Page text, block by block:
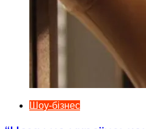
Шоу-бізнес